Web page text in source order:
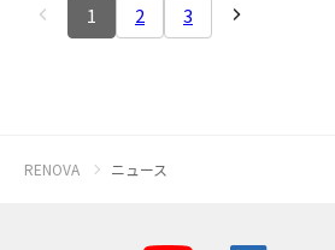
1 2 3
RENOVA ニュース